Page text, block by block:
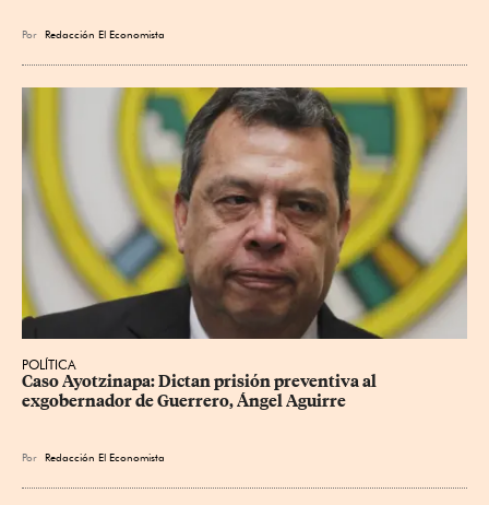
Por Redacción El Economista
POLÍTICA
Caso Ayotzinapa: Dictan prisión preventiva al
exgobernador de Guerrero, Ángel Aguirre
Por Redacción El Economista